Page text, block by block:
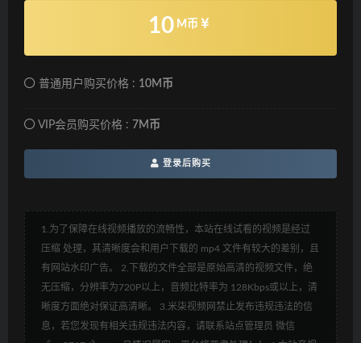
10 M币
普通用户购买价格 : 10M币
VIP会员购买价格 : 7M币
登录后购买
1.为了保障在线视频播放的流畅性，本站在线试看的视频是经过
压缩 处理，其清晰度会和用户下载的 mp4 文件有较大的差别，且
有网站水印广告。 2.下载的文件全部是原始高清的视频文件，绝
无压缩，分辨率为720P以上，音频比特率为 128Kbps或以上，清
晰度方面绝对保证高清晰。 3.米柒视频网禁止发布违规违法的信
息，若您发现有相关违规违法内容，请联系站点管理员 微信